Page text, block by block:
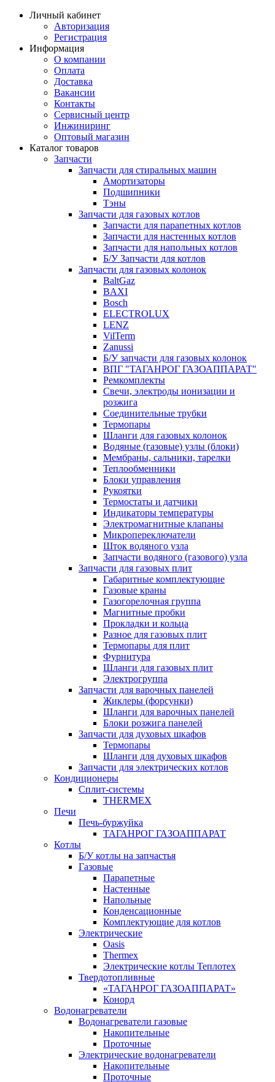
Личный кабинет
Авторизация
Регистрация
Информация
О компании
Оплата
Доставка
Вакансии
Контакты
Сервисный центр
Инжиниринг
Оптовый магазин
Каталог товаров
Запчасти
Запчасти для стиральных машин
Амортизаторы
Подшипники
Тэны
Запчасти для газовых котлов
Запчасти для парапетных котлов
Запчасти для настенных котлов
Запчасти для напольных котлов
Б/У Запчасти для котлов
Запчасти для газовых колонок
BaltGaz
BAXI
Bosch
ELECTROLUX
LENZ
VilTerm
Zanussi
Б/У запчасти для газовых колонок
ВПГ "ТАГАНРОГ ГАЗОАППАРАТ"
Ремкомплекты
Свечи, электроды ионизации и
розжига
Соединительные трубки
Термопары
Шланги для газовых колонок
Водяные (газовые) узлы (блоки)
Мембраны, сальники, тарелки
Теплообменники
Блоки управления
Рукоятки
Термостаты и датчики
Индикаторы температуры
Электромагнитные клапаны
Микропереключатели
Шток водяного узла
Запчасти водяного (газового) узла
Запчасти для газовых плит
Габаритные комплектующие
Газовые краны
Газогорелочная группа
Магнитные пробки
Прокладки и кольца
Разное для газовых плит
Термопары для плит
Фурнитура
Шланги для газовых плит
Электрогруппа
Запчасти для варочных панелей
Жиклеры (форсунки)
Шланги для варочных панелей
Блоки розжига панелей
Запчасти для духовых шкафов
Термопары
Шланги для духовых шкафов
Запчасти для электрических котлов
Кондиционеры
Сплит-системы
THERMEX
Печи
Печь-буржуйка
ТАГАНРОГ ГАЗОАППАРАТ
Котлы
Б/У котлы на запчастья
Газовые
Парапетные
Настенные
Напольные
Конденсационные
Комплектующие для котлов
Электрические
Oasis
Thermex
Электрические котлы Теплотех
Твердотопливные
«ТАГАНРОГ ГАЗОАППАРАТ»
Конорд
Водонагреватели
Водонагреватели газовые
Накопительные
Проточные
Электрические водонагреватели
Накопительные
Проточные